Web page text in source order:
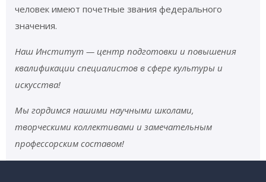
человек имеют почетные звания федерального
значения.
Наш Институт — центр подготовки и повышения
квалификации специалистов в сфере культуры и
искусства!
Мы гордимся нашими научными школами,
творческими коллективами и замечательным
профессорским составом!